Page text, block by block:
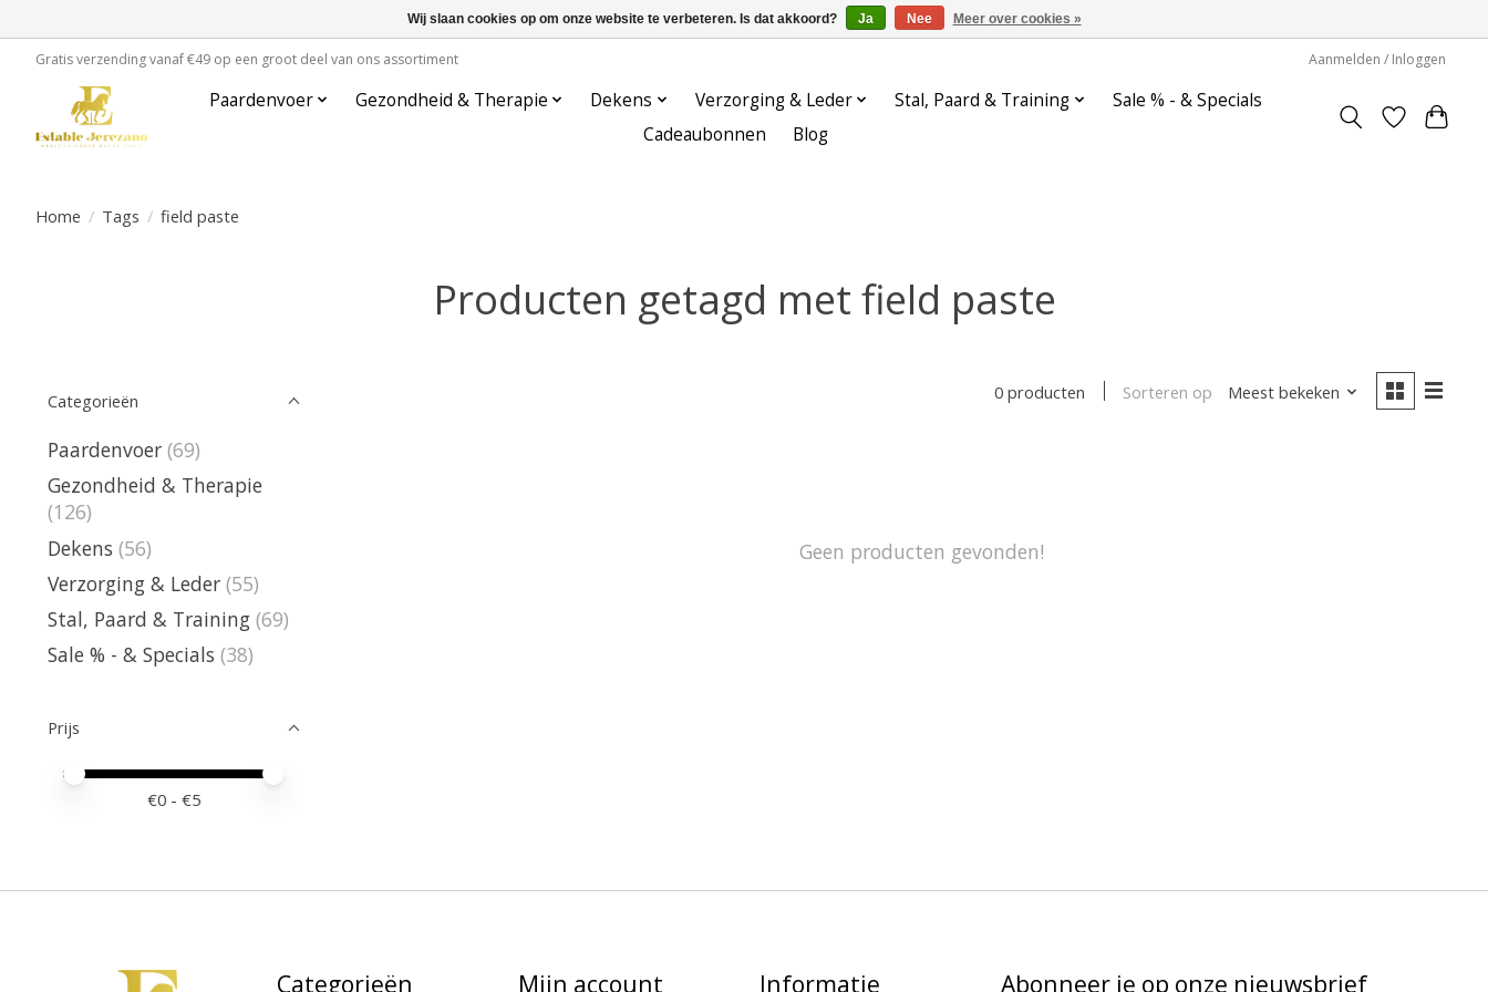
Gratis verzending vanaf €49 op een groot deel van ons assortiment Aanmelden / Inloggen
Paardenvoer Gezondheid & Therapie Dekens Verzorging & Leder Stal, Paard & Training
Sale % - & Specials
Cadeaubonnen
Blog
Home / Tags / field paste
Producten getagd met field paste
Categorieën
Paardenvoer (69)
Gezondheid & Therapie
(126)
Dekens (56)
Verzorging & Leder (55)
Stal, Paard & Training (69)
Sale % - & Specials (38)
Prijs
Minimale prijswaarde
Price maximum value
€0 - €5
0 producten Sorteren op Meest bekeken
Geen producten gevonden!
Categorieën Mijn account Informatie Abonneer je op onze nieuwsbrief
Wij slaan cookies op om onze website te verbeteren. Is dat akkoord? Ja Nee Meer over cookies »